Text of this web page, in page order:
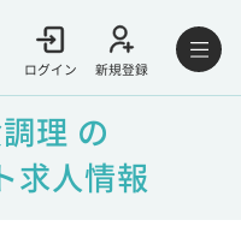
ログイン 新規登録
理 の
求人情報